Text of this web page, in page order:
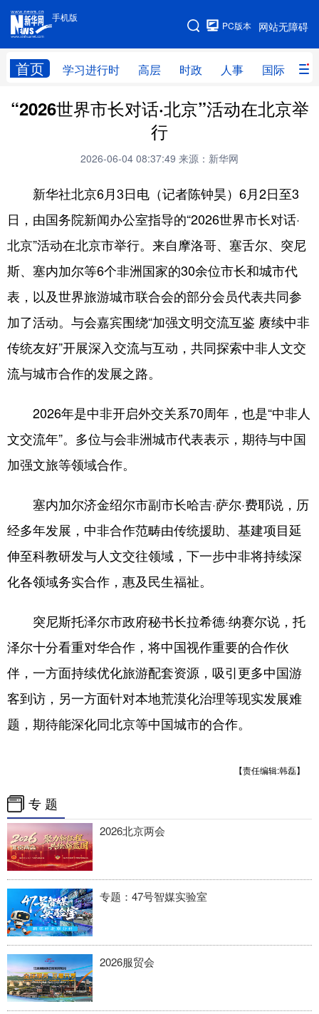
手机版
网站无障碍
PC版本
首页 学习进行时 高层 时政 人事 国际 财
手机版
网站地图
学习进行时 高层 时政 人事
思客智库 全球连线
科技 科普 体育 文化
健康 军事 访谈 视频
图片 中央文件 金融
溯源中国 城市 旅游 能源
会展 彩票 娱乐 时尚
悦读 公益
亚太网 上市公司 投教基地
地方频道
辽宁 吉林 上海 江苏
浙江 安徽 福建 江西
山东 河南 湖北
广东 广西 海南 重庆
四川 贵州 云南 西藏
陕西 甘肃 青海 宁夏
新疆 内蒙古 黑龙江
Русский язык 日本語 한국어
Deutsch
“2026世界市长对话·北京”活动在北京举
行
2026-06-04 08:37:49 来源：新华网
新华社北京6月3日电（记者陈钟昊）6月2日至3
日，由国务院新闻办公室指导的“2026世界市长对话·
北京”活动在北京市举行。来自摩洛哥、塞舌尔、突尼
斯、塞内加尔等6个非洲国家的30余位市长和城市代
表，以及世界旅游城市联合会的部分会员代表共同参
加了活动。与会嘉宾围绕“加强文明交流互鉴 赓续中非
传统友好”开展深入交流与互动，共同探索中非人文交
流与城市合作的发展之路。
2026年是中非开启外交关系70周年，也是“中非人
文交流年”。多位与会非洲城市代表表示，期待与中国
加强文旅等领域合作。
塞内加尔济金绍尔市副市长哈吉·萨尔·费耶说，历
经多年发展，中非合作范畴由传统援助、基建项目延
伸至科教研发与人文交往领域，下一步中非将持续深
化各领域务实合作，惠及民生福祉。
突尼斯托泽尔市政府秘书长拉希德·纳赛尔说，托
泽尔十分看重对华合作，将中国视作重要的合作伙
伴，一方面持续优化旅游配套资源，吸引更多中国游
客到访，另一方面针对本地荒漠化治理等现实发展难
题，期待能深化同北京等中国城市的合作。
【责任编辑:韩磊】
专 题
2026北京两会
专题：47号智媒实验室
2026服贸会